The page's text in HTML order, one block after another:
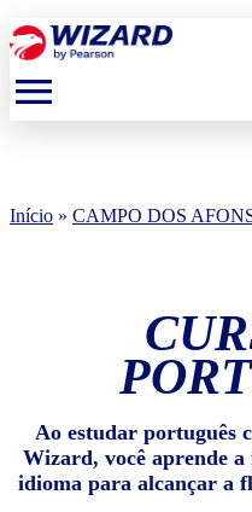
menu
Início » CAMPO DOS
Ao estudar português
Wizard, você aprende
idioma para alcançar a